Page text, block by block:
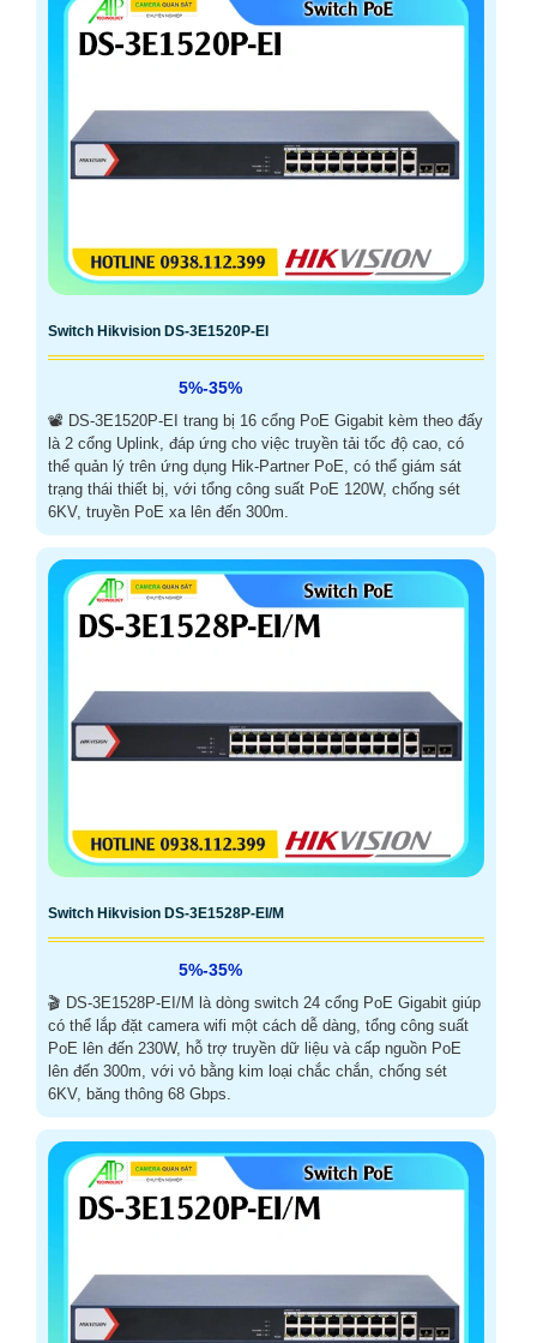
Switch Hikvision DS-3E1520P-EI
5%-35%
📽 DS-3E1520P-EI trang bị 16 cổng PoE Gigabit kèm theo đấy
là 2 cổng Uplink, đáp ứng cho việc truyền tải tốc độ cao, có
thể quản lý trên ứng dụng Hik-Partner PoE, có thể giám sát
trạng thái thiết bị, với tổng công suất PoE 120W, chống sét
6KV, truyền PoE xa lên đến 300m.
Switch Hikvision DS-3E1528P-EI/M
5%-35%
🎬 DS-3E1528P-EI/M là dòng switch 24 cổng PoE Gigabit giúp
có thể lắp đặt camera wifi một cách dễ dàng, tổng công suất
PoE lên đến 230W, hỗ trợ truyền dữ liệu và cấp nguồn PoE
lên đến 300m, với vỏ bằng kim loại chắc chắn, chống sét
6KV, băng thông 68 Gbps.